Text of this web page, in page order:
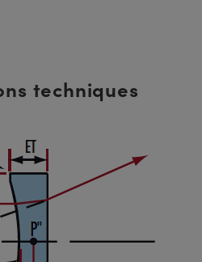
techniques